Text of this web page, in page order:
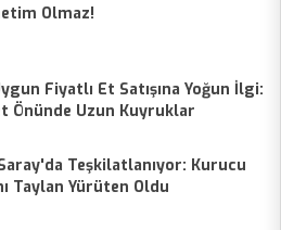
Olmaz!
Fiyatlı Et Satışına Yoğun İlgi:
Önünde Uzun Kuyruklar
Teşkilatlanıyor: Kurucu
Taylan Yürüten Oldu